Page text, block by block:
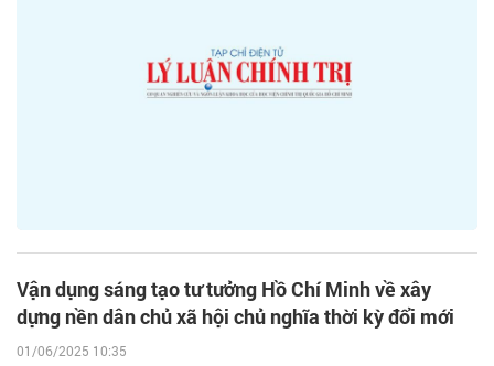
Vận dụng sáng tạo tư tưởng Hồ Chí Minh về xây
dựng nền dân chủ xã hội chủ nghĩa thời kỳ đổi mới
01/06/2025 10:35